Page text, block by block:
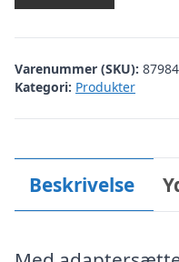
kr.
Varenummer (SKU):
Kategori: Produkter
Beskrivelse